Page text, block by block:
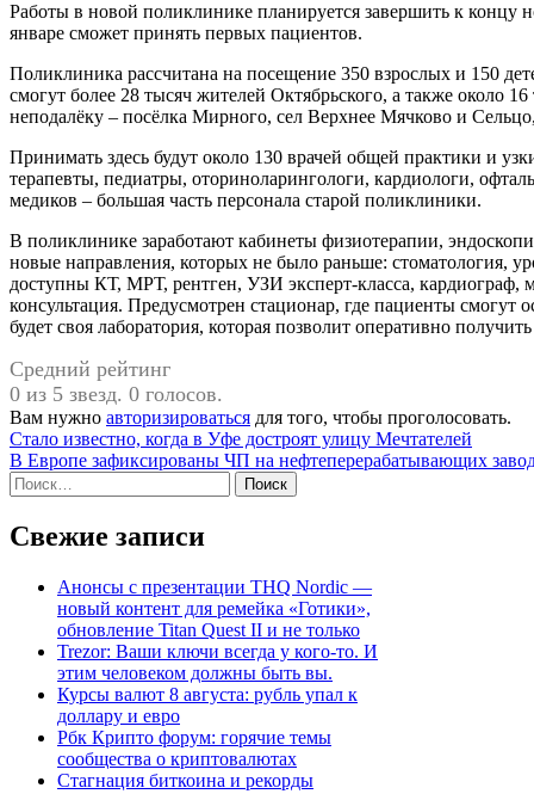
Работы в новой поликлинике планируется завершить к концу
январе сможет принять первых пациентов.
Поликлиника рассчитана на посещение 350 взрослых и 150
смогут более 28 тысяч жителей Октябрьского, а также около
неподалёку – посёлка Мирного, сел Верхнее Мячково и
Принимать здесь будут около 130 врачей общей практики и
терапевты, педиатры, оториноларингологи, кардиологи,
медиков – большая часть персонала старой поликлиники.
В поликлинике заработают кабинеты физиотерапии,
новые направления, которых не было раньше: стоматология,
доступны КТ, МРТ, рентген, УЗИ эксперт-класса, кардиограф,
консультация. Предусмотрен стационар, где пациенты смогут
будет своя лаборатория, которая позволит оперативно получить
Средний рейтинг
0 из 5 звезд. 0 голосов.
Вам нужно авторизироваться для того, чтобы проголосовать.
Навигация
по
записям
Стало известно, когда в Уфе достроят улицу Мечтателей
В Европе зафиксированы ЧП на нефтеперерабатывающих
Найти:
Свежие записи
Анонсы с презентации THQ Nordic —
новый контент для ремейка «Готики»,
обновление Titan Quest II и не только
Trezor: Ваши ключи всегда у кого-то. И
этим человеком должны быть вы.
Курсы валют 8 августа: рубль упал к
доллару и евро
Рбк Крипто форум: горячие темы
сообщества о криптовалютах
Стагнация биткоина и рекорды